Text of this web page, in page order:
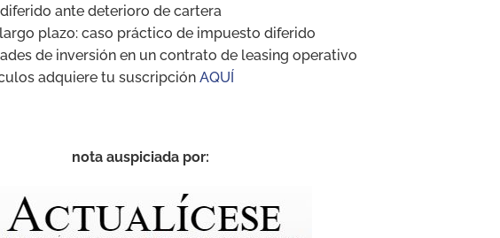
ante deterioro de cartera
plazo: caso práctico de impuesto diferido
de inversión en un contrato de leasing operativo
adquiere tu suscripción AQUÍ
nota auspiciada por: